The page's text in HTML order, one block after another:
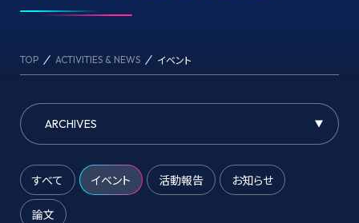
TOP ACTIVITIES & NEWS イベント
すべて イベント 活動報告 お知らせ
論文